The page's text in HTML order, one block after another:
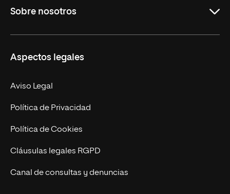
Másteres Oficiales
Doctorados
Experto Universitario
Postgrados
Cursos Universitarios
Sobre nosotros
Facultades
Nuestro Equipo
Trabaja en UNIR
Actualidad
UNIR Revista
Eventos
Aspectos legales
Aviso Legal
Política de Privacidad
Política de Cookies
Cláusulas legales RGPD
Canal de consultas y denuncias